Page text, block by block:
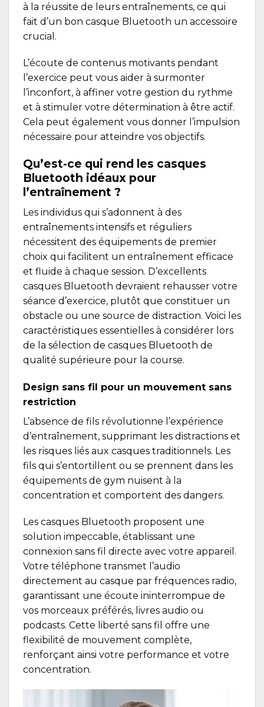
à la réussite de leurs entraînements, ce qui
fait d’un bon casque Bluetooth un accessoire
crucial.
L’écoute de contenus motivants pendant
l’exercice peut vous aider à surmonter
l’inconfort, à affiner votre gestion du rythme
et à stimuler votre détermination à être actif.
Cela peut également vous donner l’impulsion
nécessaire pour atteindre vos objectifs.
Qu’est-ce qui rend les casques
Bluetooth idéaux pour
l’entraînement ?
Les individus qui s’adonnent à des
entraînements intensifs et réguliers
nécessitent des équipements de premier
choix qui facilitent un entraînement efficace
et fluide à chaque session. D’excellents
casques Bluetooth devraient rehausser votre
séance d’exercice, plutôt que constituer un
obstacle ou une source de distraction. Voici les
caractéristiques essentielles à considérer lors
de la sélection de casques Bluetooth de
qualité supérieure pour la course.
Design sans fil pour un mouvement sans
restriction
L’absence de fils révolutionne l’expérience
d’entraînement, supprimant les distractions et
les risques liés aux casques traditionnels. Les
fils qui s’entortillent ou se prennent dans les
équipements de gym nuisent à la
concentration et comportent des dangers.
Les casques Bluetooth proposent une
solution impeccable, établissant une
connexion sans fil directe avec votre appareil.
Votre téléphone transmet l’audio
directement au casque par fréquences radio,
garantissant une écoute ininterrompue de
vos morceaux préférés, livres audio ou
podcasts. Cette liberté sans fil offre une
flexibilité de mouvement complète,
renforçant ainsi votre performance et votre
concentration.